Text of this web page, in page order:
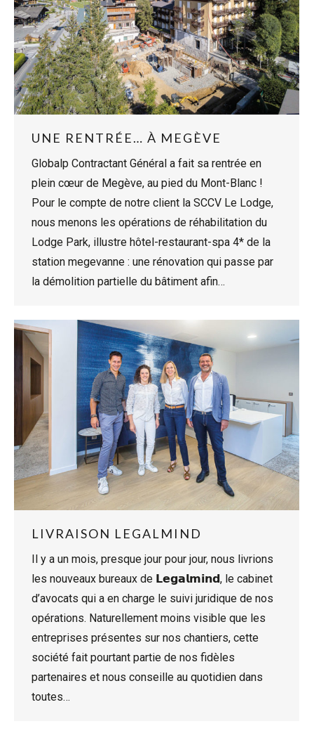
UNE RENTRÉE… À MEGÈVE
Globalp Contractant Général a fait sa rentrée en
plein cœur de Megève, au pied du Mont-Blanc !
Pour le compte de notre client la SCCV Le Lodge,
nous menons les opérations de réhabilitation du
Lodge Park, illustre hôtel-restaurant-spa 4* de la
station megevanne : une rénovation qui passe par
la démolition partielle du bâtiment afin…
LIVRAISON LEGALMIND
Il y a un mois, presque jour pour jour, nous livrions
les nouveaux bureaux de 𝗟𝗲𝗴𝗮𝗹𝗺𝗶𝗻𝗱, le cabinet
d’avocats qui a en charge le suivi juridique de nos
opérations. Naturellement moins visible que les
entreprises présentes sur nos chantiers, cette
société fait pourtant partie de nos fidèles
partenaires et nous conseille au quotidien dans
toutes…